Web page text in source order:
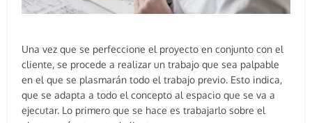
Una vez que se perfeccione el proyecto en conjunto con el
cliente, se procede a realizar un trabajo que sea palpable
en el que se plasmarán todo el trabajo previo. Esto indica,
que se adapta a todo el concepto al espacio que se va a
ejecutar. Lo primero que se hace es trabajarlo sobre el